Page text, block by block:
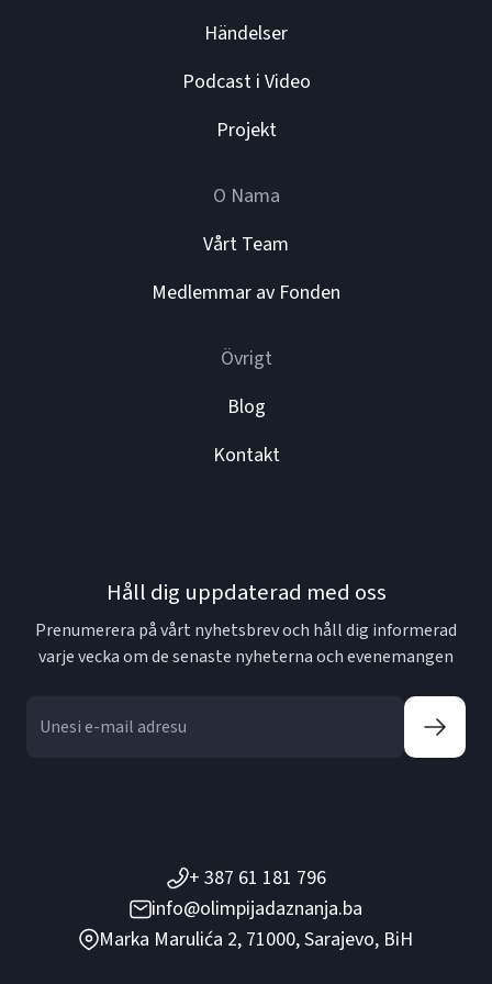
Händelser
Podcast i Video
Projekt
O Nama
Vårt Team
Medlemmar av Fonden
Övrigt
Blog
Kontakt
Håll dig uppdaterad med oss
Prenumerera på vårt nyhetsbrev och håll dig informerad
varje vecka om de senaste nyheterna och evenemangen
+ 387 61 181 796
info@olimpijadaznanja.ba
Marka Marulića 2, 71000, Sarajevo, BiH